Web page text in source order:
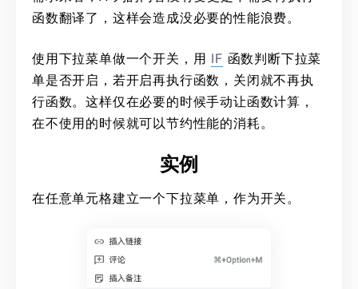
函数翻译了，这样会造成没必要的性能浪费。
使用下拉菜单做一个开关，用 IF 函数判断下拉菜
单是否开启，若开启再执行函数，关闭就不再执
行函数。这样仅在必要的时候手动让函数计算，
在不使用的时候就可以节约性能的消耗。
实例
在任意单元格建立一个下拉菜单，作为开关。